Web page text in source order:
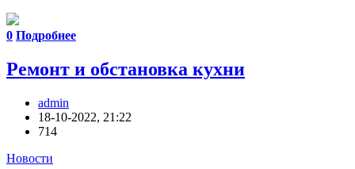
0 Подробнее
Ремонт и обстановка кухни
admin
18-10-2022, 21:22
714
Новости